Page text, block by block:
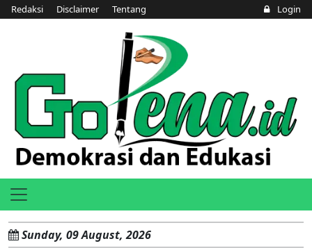
Redaksi Disclaimer Tentang Login
Sunday, 09 August, 2026